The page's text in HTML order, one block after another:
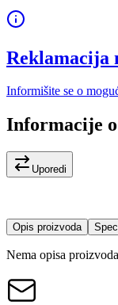
Reklamacija
Informišite se o
Informacije
Uporedi
Opis proizvoda
Nema opisa